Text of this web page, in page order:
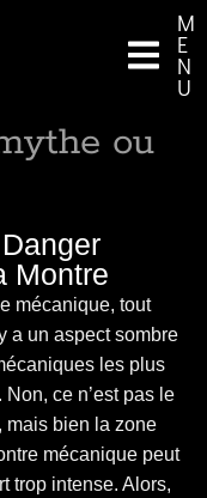
M
E
N
U
ou
Montre
mécanique, tout
a un aspect sombre
les plus
. Non, ce n’est pas le
mais bien la zone
mécanique peut
trop intense. Alors,